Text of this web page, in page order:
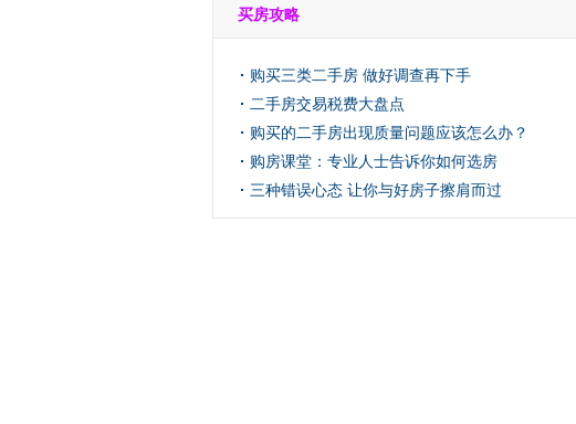
买房攻略
购买三类二手房 做好调查再下手
二手房交易税费大盘点
购买的二手房出现质量问题应该怎么办？
购房课堂：专业人士告诉你如何选房
三种错误心态 让你与好房子擦肩而过